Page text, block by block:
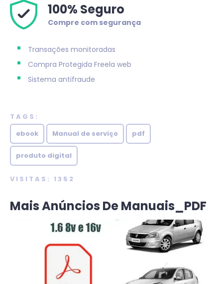
100% Seguro
Compre com segurança
Transações monitoradas
Compra Protegida Freela web
Sistema antifraude
TAGS:
ebook
Manual de serviço pdf
produto digital
VISITAS: 1352
Mais Anúncios De Manuais_PDF